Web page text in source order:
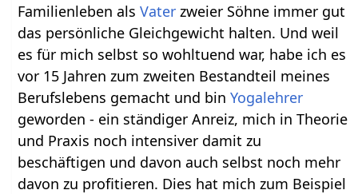
Familienleben alsVater zweier Söhne immer gut
das persönliche Gleichgewicht halten. Und weil
es für mich selbst so wohltuend war, habe ich es
vor 15 Jahren zum zweiten Bestandteil meines
Berufslebens gemacht und binYogalehrer
geworden - ein ständiger Anreiz, mich in Theorie
und Praxis noch intensiver damit zu
beschäftigen und davon auch selbst noch mehr
davon zu profitieren. Dies hat mich zum Beispiel